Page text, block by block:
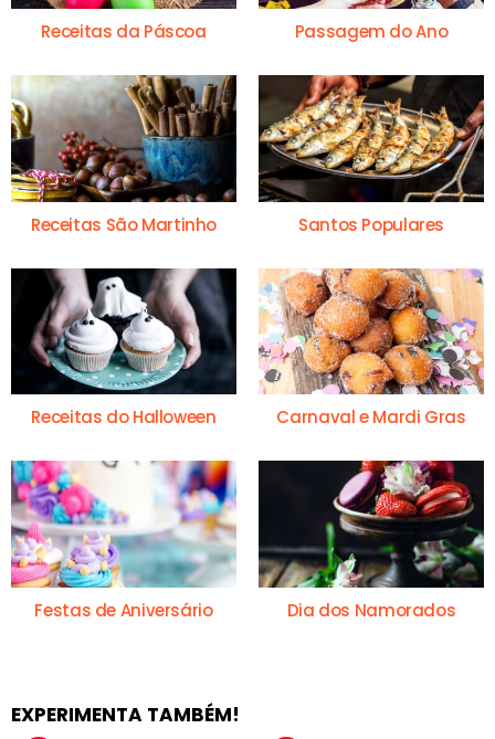
Receitas da Páscoa Passagem do Ano
Receitas São Martinho Santos Populares
Receitas do Halloween Carnaval e Mardi Gras
Festas de Aniversário Dia dos Namorados
EXPERIMENTA TAMBÉM!